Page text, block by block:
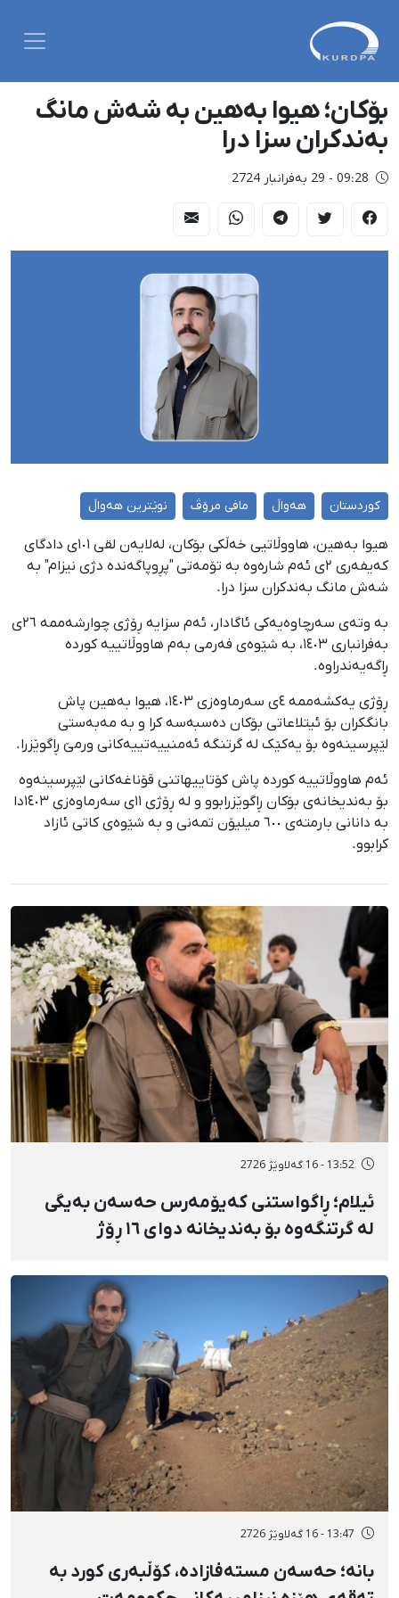
بۆکان؛ هیوا بەهین بە شەش مانگ
بەندکران سزا درا
09:28 - 29 بەفرانبار 2724
کوردستان هەواڵ مافی مرۆڤ نوێترین هەواڵ
هیوا بەهین، هاووڵاتیی خەڵکی بۆکان، لەلایەن لقی ١٠١ی دادگای
کەیفەری ٢ی ئەم شارەوە بە تۆمەتی "پڕوپاگەندە دژی نیزام" بە
شەش مانگ بەندکران سزا درا.
بە وتەی سەرچاوەیەکی ئاگادار، ئەم سزایە ڕۆژی چوارشەممە ٢٦ی
بەفرانباری ١٤٠٣، بە شێوەی فەرمی بەم هاووڵاتییە کوردە
ڕاگەیەندراوە.
ڕۆژی یەکشەممە ٤ی سەرماوەزی ١٤٠٣، هیوا بەهین پاش
بانگکران بۆ ئیتلاعاتی بۆکان دەسبەسە کرا و بە مەبەستی
لێپرسینەوە بۆ یەکێک لە گرتنگە ئەمنییەتییەکانی ورمێ ڕاگوێزرا.
ئەم هاووڵاتییە کوردە پاش کۆتاییهاتنی قۆناغەکانی لێپرسینەوە
بۆ بەندیخانەی بۆکان ڕاگوێزرابوو و لە ڕۆژی ١١ی سەرماوەزی ١٤٠٣دا
بە دانانی بارمتەی ٦٠٠ میلیۆن تمەنی و بە شێوەی کاتی ئازاد
کرابوو.
13:52 - 16 گەلاوێژ 2726
ئیلام؛ ڕاگواستنی کەیۆمەرس حەسەن بەیگی
لە گرتنگەوە بۆ بەندیخانە دوای ١٦ ڕۆژ
13:47 - 16 گەلاوێژ 2726
بانه؛ حەسەن مستەفازادە، کۆڵبەری کورد بە